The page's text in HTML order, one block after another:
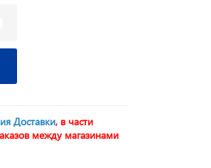
Доставки, в части
между магазинами